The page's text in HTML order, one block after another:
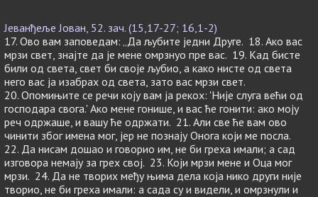
Јеванђеље Јован, 52. зач. (15,17-27; 16,1-2)
17. Ово вам заповедам: „Да љубите једни Друге. 18. Ако вас
мрзи свет, знајте да је мене омрзнуо пре вас. 19. Кад бисте
били од света, свет би своје љубио, а како нисте од света
него вас ја изабрах од света, зато вас мрзи свет.
20. Опомињите се речи коју вам ја рекох: 'Није слуга већи од
господара свога.' Ако мене гонише, и вас ће гонити: ако моју
реч одржаше, и вашу ће одржати. 21. Али све ће вам ово
чинити због имена мог, јер не познају Онога који ме посла.
22. Да нисам дошао и говорио им, не би греха имали; а сад
изговора немају за грех свој. 23. Који мрзи мене и Оца мог
мрзи. 24. Да не творих међу њима дела која нико други није
творио, не би греха имали: а сада су и видели, и омрзнули и